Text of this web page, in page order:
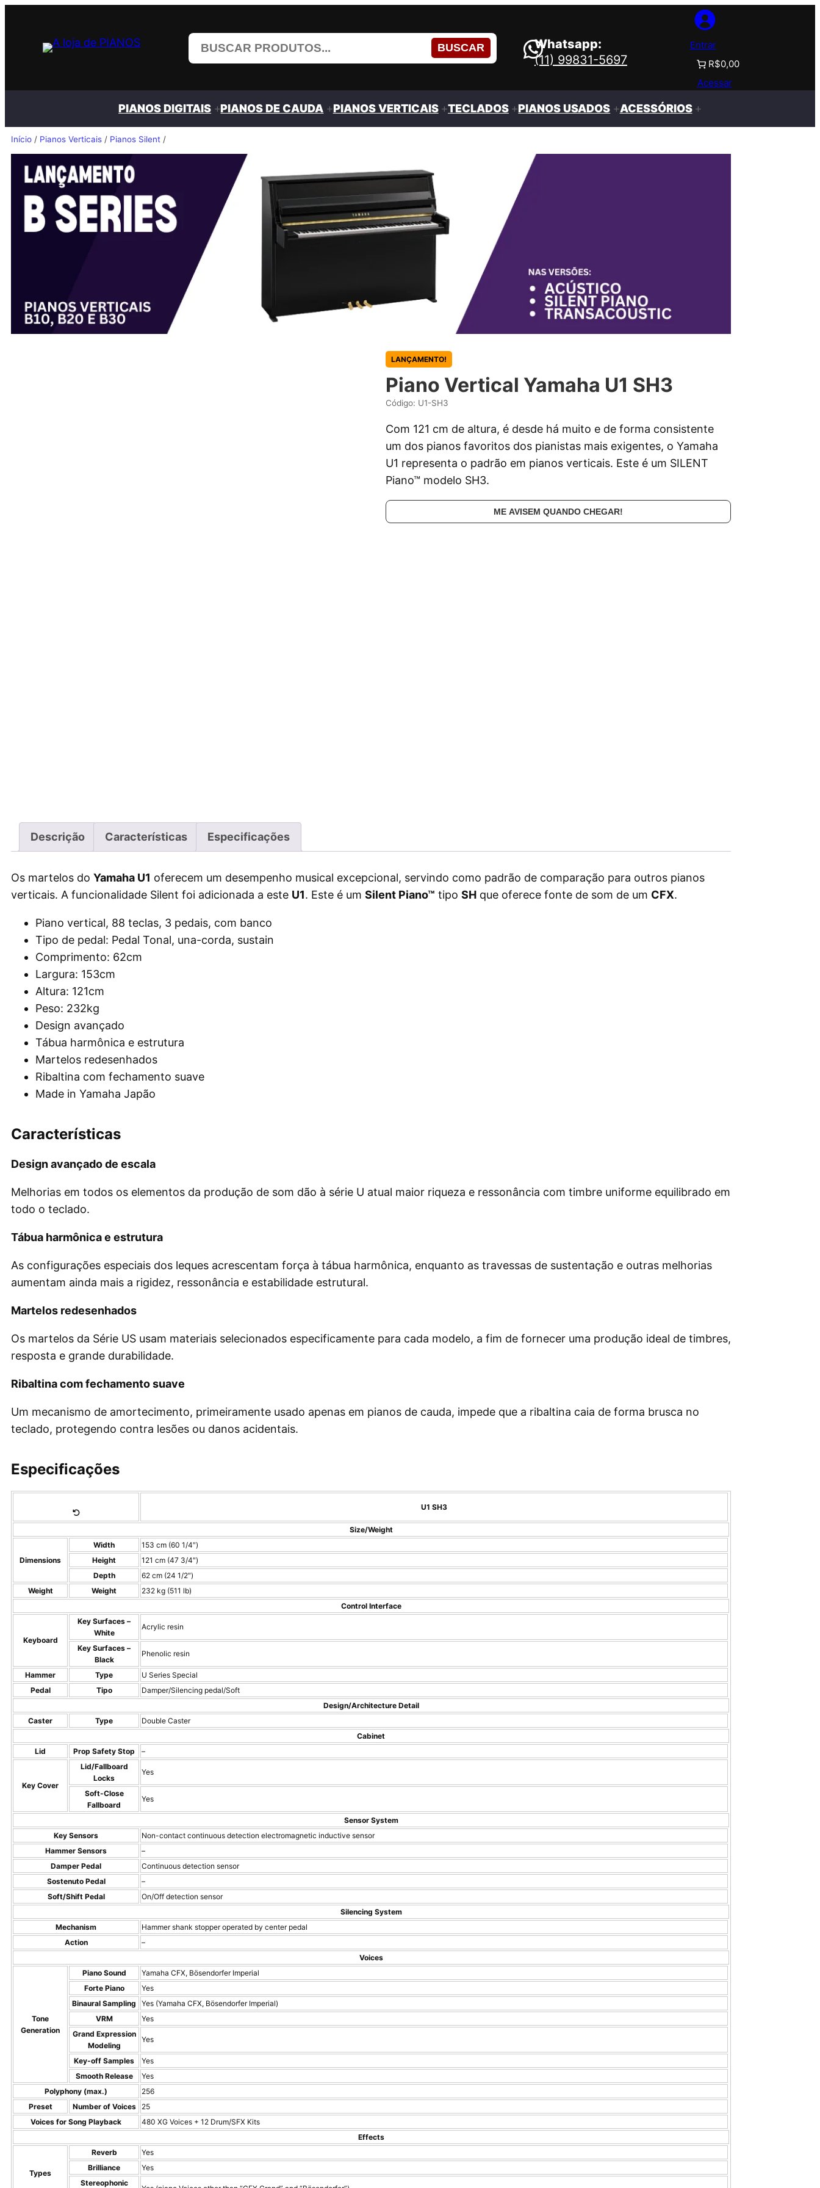
BUSCAR
Whatsapp:
(11) 99831-5697
Entrar
R$0,00
Acessar
PIANOS DIGITAIS PIANOS DE CAUDA PIANOS VERTICAIS TECLADOS PIANOS USADOS ACESSÓRIOS
Início / Pianos Verticais / Pianos Silent /
LANÇAMENTO!
Piano Vertical Yamaha U1 SH3
Código: U1-SH3
Com 121 cm de altura, é desde há muito e de forma consistente
um dos pianos favoritos dos pianistas mais exigentes, o Yamaha
U1 representa o padrão em pianos verticais. Este é um SILENT
Piano™ modelo SH3.
ME AVISEM QUANDO CHEGAR!
Descrição Características Especificações
Os martelos do Yamaha U1 oferecem um desempenho musical excepcional, servindo como padrão de comparação para outros pianos
verticais. A funcionalidade Silent foi adicionada a este U1. Este é um Silent Piano™ tipo SH que oferece fonte de som de um CFX.
Piano vertical, 88 teclas, 3 pedais, com banco
Tipo de pedal: Pedal Tonal, una-corda, sustain
Comprimento: 62cm
Largura: 153cm
Altura: 121cm
Peso: 232kg
Design avançado
Tábua harmônica e estrutura
Martelos redesenhados
Ribaltina com fechamento suave
Made in Yamaha Japão
Características
Design avançado de escala
Melhorias em todos os elementos da produção de som dão à série U atual maior riqueza e ressonância com timbre uniforme equilibrado em
todo o teclado.
Tábua harmônica e estrutura
As configurações especiais dos leques acrescentam força à tábua harmônica, enquanto as travessas de sustentação e outras melhorias
aumentam ainda mais a rigidez, ressonância e estabilidade estrutural.
Martelos redesenhados
Os martelos da Série US usam materiais selecionados especificamente para cada modelo, a fim de fornecer uma produção ideal de timbres,
resposta e grande durabilidade.
Ribaltina com fechamento suave
Um mecanismo de amortecimento, primeiramente usado apenas em pianos de cauda, impede que a ribaltina caia de forma brusca no
teclado, protegendo contra lesões ou danos acidentais.
Especificações
U1 SH3
Size/Weight
Dimensions
Width
153 cm (60 1/4″)
Height
121 cm (47 3/4″)
Depth
62 cm (24 1/2″)
Weight
Weight
232 kg (511 lb)
Control Interface
Keyboard
Key Surfaces –
White
Acrylic resin
Key Surfaces –
Black
Phenolic resin
Hammer Type
U Series Special
Pedal
Tipo
Damper/Silencing pedal/Soft
Design/Architecture Detail
Caster
Type
Double Caster
Cabinet
Lid
Prop Safety Stop –
Key Cover
Lid/Fallboard
Locks
Yes
Soft-Close
Fallboard
Yes
Sensor System
Key Sensors
Non-contact continuous detection electromagnetic inductive sensor
Hammer Sensors
–
Damper Pedal
Continuous detection sensor
Sostenuto Pedal
–
Soft/Shift Pedal
On/Off detection sensor
Silencing System
Mechanism
Hammer shank stopper operated by center pedal
Action
–
Voices
Tone
Generation
Piano Sound
Yamaha CFX, Bösendorfer Imperial
Forte Piano
Yes
Binaural Sampling
Yes (Yamaha CFX, Bösendorfer Imperial)
VRM
Yes
Grand Expression
Modeling
Yes
Key-off Samples
Yes
Smooth Release
Yes
Polyphony (max.)
256
Preset
Number of Voices
25
Voices for Song Playback
480 XG Voices + 12 Drum/SFX Kits
Effects
Types
Reverb
Yes
Brilliance
Yes
Stereophonic